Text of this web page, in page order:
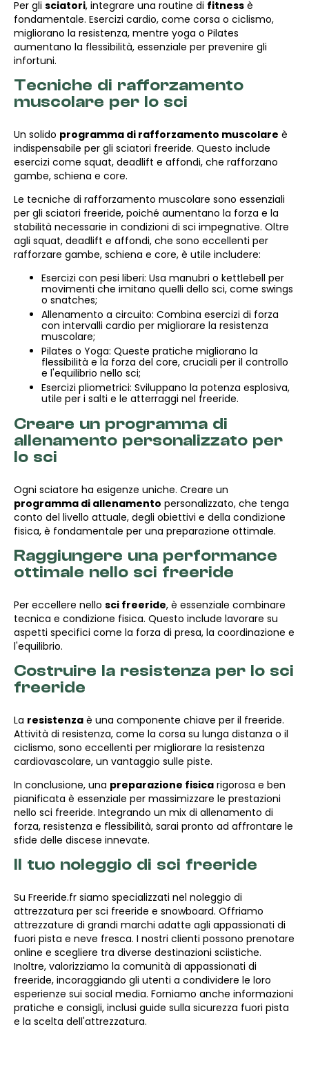
Per gli sciatori, integrare una routine di fitness è
fondamentale. Esercizi cardio, come corsa o ciclismo,
migliorano la resistenza, mentre yoga o Pilates
aumentano la flessibilità, essenziale per prevenire gli
infortuni.
Tecniche di rafforzamento
muscolare per lo sci
Un solido programma di rafforzamento muscolare è
indispensabile per gli sciatori freeride. Questo include
esercizi come squat, deadlift e affondi, che rafforzano
gambe, schiena e core.
Le tecniche di rafforzamento muscolare sono essenziali
per gli sciatori freeride, poiché aumentano la forza e la
stabilità necessarie in condizioni di sci impegnative. Oltre
agli squat, deadlift e affondi, che sono eccellenti per
rafforzare gambe, schiena e core, è utile includere:
Esercizi con pesi liberi: Usa manubri o kettlebell per
movimenti che imitano quelli dello sci, come swings
o snatches;
Allenamento a circuito: Combina esercizi di forza
con intervalli cardio per migliorare la resistenza
muscolare;
Pilates o Yoga: Queste pratiche migliorano la
flessibilità e la forza del core, cruciali per il controllo
e l'equilibrio nello sci;
Esercizi pliometrici: Sviluppano la potenza esplosiva,
utile per i salti e le atterraggi nel freeride.
Creare un programma di
allenamento personalizzato per
lo sci
Ogni sciatore ha esigenze uniche. Creare un
programma di allenamento personalizzato, che tenga
conto del livello attuale, degli obiettivi e della condizione
fisica, è fondamentale per una preparazione ottimale.
Raggiungere una performance
ottimale nello sci freeride
Per eccellere nello sci freeride, è essenziale combinare
tecnica e condizione fisica. Questo include lavorare su
aspetti specifici come la forza di presa, la coordinazione e
l'equilibrio.
Costruire la resistenza per lo sci
freeride
La resistenza è una componente chiave per il freeride.
Attività di resistenza, come la corsa su lunga distanza o il
ciclismo, sono eccellenti per migliorare la resistenza
cardiovascolare, un vantaggio sulle piste.
In conclusione, una preparazione fisica rigorosa e ben
pianificata è essenziale per massimizzare le prestazioni
nello sci freeride. Integrando un mix di allenamento di
forza, resistenza e flessibilità, sarai pronto ad affrontare le
sfide delle discese innevate.
Il tuo noleggio di sci freeride
Su Freeride.fr siamo specializzati nel noleggio di
attrezzatura per sci freeride e snowboard. Offriamo
attrezzature di grandi marchi adatte agli appassionati di
fuori pista e neve fresca. I nostri clienti possono prenotare
online e scegliere tra diverse destinazioni sciistiche.
Inoltre, valorizziamo la comunità di appassionati di
freeride, incoraggiando gli utenti a condividere le loro
esperienze sui social media. Forniamo anche informazioni
pratiche e consigli, inclusi guide sulla sicurezza fuori pista
e la scelta dell'attrezzatura.